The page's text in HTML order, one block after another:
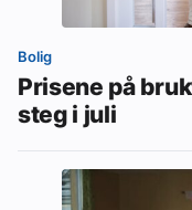
Bolig
Prisene på
steg i juli